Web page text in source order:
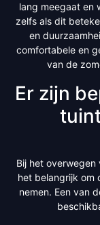
lang meegaat en
zelfs als dit
en
comfortabele en
van de
Er zijn
Bij het
het belangrijk om
nemen. Een van